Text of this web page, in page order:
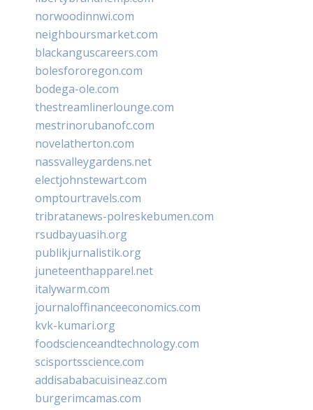
norwoodinnwi.com
neighboursmarket.com
blackanguscareers.com
bolesfororegon.com
bodega-ole.com
thestreamlinerlounge.com
mestrinorubanofc.com
novelatherton.com
nassvalleygardens.net
electjohnstewart.com
omptourtravels.com
tribratanews-polreskebumen.com
rsudbayuasih.org
publikjurnalistik.org
juneteenthapparel.net
italywarm.com
journaloffinanceeconomics.com
kvk-kumari.org
foodscienceandtechnology.com
scisportsscience.com
addisababacuisineaz.com
burgerimcamas.com